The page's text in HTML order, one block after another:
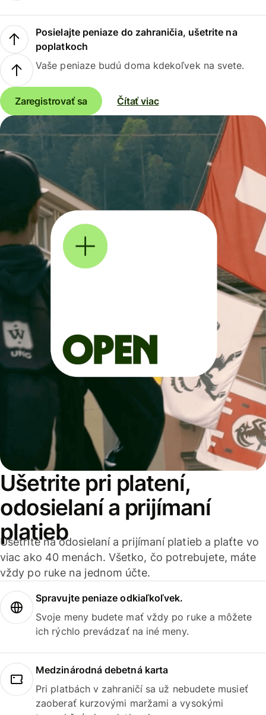
Posielajte peniaze do zahraničia, ušetrite na
poplatkoch
Vaše peniaze budú doma kdekoľvek na svete.
Zaregistrovať sa Čítať viac
Ušetrite pri platení,
odosielaní a prijímaní
platieb
Ušetrite na odosielaní a prijímaní platieb a plaťte vo
viac ako 40 menách. Všetko, čo potrebujete, máte
vždy po ruke na jednom účte.
Spravujte peniaze odkiaľkoľvek.
Svoje meny budete mať vždy po ruke a môžete
ich rýchlo prevádzať na iné meny.
Medzinárodná debetná karta
Pri platbách v zahraničí sa už nebudete musieť
zaoberať kurzovými maržami a vysokými